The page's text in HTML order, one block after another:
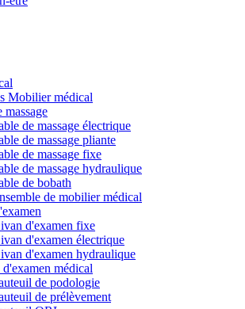
Mobilier médical
massage
de massage électrique
de massage pliante
de massage fixe
de massage hydraulique
de bobath
de mobilier médical
d'examen fixe
d'examen électrique
d'examen hydraulique
médical
de podologie
de prélèvement